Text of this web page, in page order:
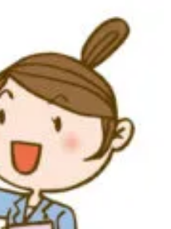
リ
ッ
ト
と
メ
ッ
ト
、
ね
じ
れ